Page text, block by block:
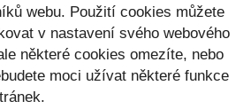
webu. Použití cookies můžete
v nastavení svého webového
některé cookies omezíte, nebo
moci užívat některé funkce